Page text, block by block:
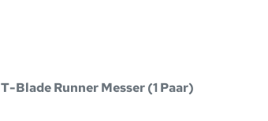
T-Blade Runner Messer (1 Paar)